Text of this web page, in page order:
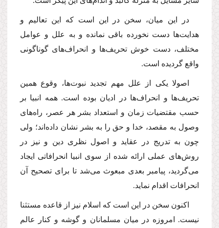
در این میان، سخن در این است كه این تعالیم و
هدایت‌ها دست نخورده باقى نمانده و به علل و عوامل
مختلف، دست خوش تحریف‌ها و انحراف‌هاى گوناگونى
واقع گردیده است.
اصولا یكى از علل مهم تجدید نبوت‌ها، وقوع همین
تحریف‌ها و انحراف‌ها در ادیان بوده است. همه انبیا بر
حسب مقتضیات زمان و استعداد بشر هر عصر، راه‌هاى
وصول به مقصد، خدا و حق را به بشر نشان داده‌اند؛ ولى
چون به تدریج در عقاید و اصول نظرى دین و نیز در
روش‌هاى عملى ارائه شده از سوى انبیا انحرافاتى ایجاد
مى‌گردید، پیامبر بعدى مبعوث مى‌شد تا براى تصحیح آن
انحرافات اقدام نماید.
اكنون سخن در این است كه اسلام نیز از قاعده مستثنا
نیست. امروزه در میان مسلمانان و گوشه و كنار عالم